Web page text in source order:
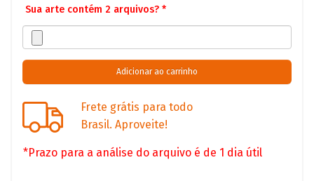
Sua arte contém 2 arquivos? *
Frete grátis para todo
Brasil. Aproveite!
*Prazo para a análise do arquivo é de 1 dia útil